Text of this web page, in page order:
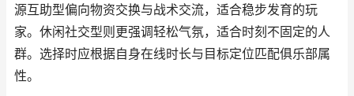
源互助型偏向物资交换与战术交流，适合稳步发育的玩
家。休闲社交型则更强调轻松气氛，适合时刻不固定的人
群。选择时应根据自身在线时长与目标定位匹配俱乐部属
性。